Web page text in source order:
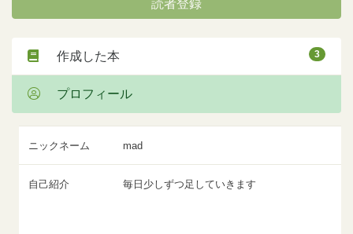
ニックネーム mad
自己紹介 毎日少しずつ足していきます
読者登録
作成した本 3
プロフィール